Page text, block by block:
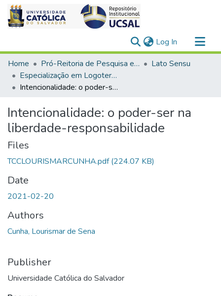
Log In (current)
Communities & Collections
All of DSpace
Statistics
Home Pró-Reitoria de Pesquisa e Pós-Graduação > Stricto Sensu
Lato Sensu
Especialização em Logoterapia e Análise Existencial
Intencionalidade: o poder-ser na liberdade-responsabilidade
Intencionalidade: o poder-ser na
liberdade-responsabilidade
Files
TCCLOURISMARCUNHA.pdf(224.07 KB)
Date
2021-02-20
Authors
Cunha, Lourismar de Sena
Publisher
Universidade Católica do Salvador